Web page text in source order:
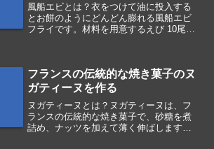
風船エビとは？衣をつけて油に投入する
とお餅のようにどんどん膨れる風船エビ
フライです。材料を用意するえび 10尾塩
フランスの伝統的な焼き菓子のヌ
ガティーヌを作る
ヌガティーヌとは？ヌガティーヌは、フ
ランスの伝統的な焼き菓子で、砂糖を煮
詰め、ナッツを加えて薄く伸ばします。